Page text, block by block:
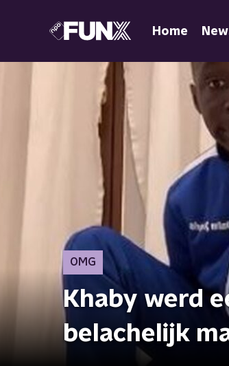
Home
OMG
Khaby werd
belachelijk